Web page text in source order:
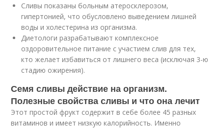
Сливы показаны больным атеросклерозом,
гипертонией, что обусловлено выведением лишней
воды и холестерина из организма.
Диетологи разрабатывают комплексное
оздоровительное питание с участием слив для тех,
кто желает избавиться от лишнего веса (исключая 3-ю
стадию ожирения).
Семя сливы действие на организм.
Полезные свойства сливы и что она лечит
Этот простой фрукт содержит в себе более 45 разных
витаминов и имеет низкую калорийность. Именно